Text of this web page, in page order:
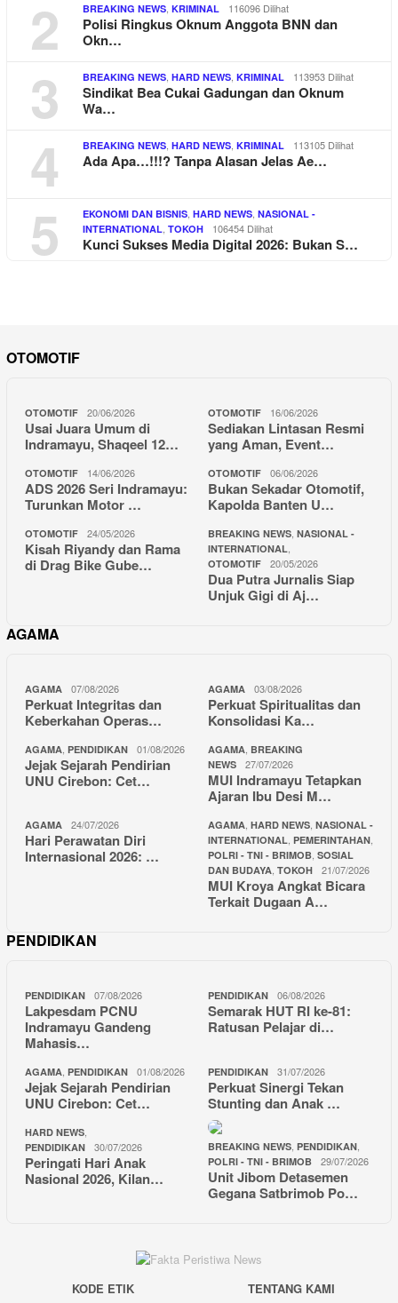
2 BREAKING NEWS, KRIMINAL 116096 Dilihat
Polisi Ringkus Oknum Anggota BNN dan
Okn…
3 BREAKING NEWS, HARD NEWS, KRIMINAL 113953 Dilihat
Sindikat Bea Cukai Gadungan dan Oknum
Wa…
4 BREAKING NEWS, HARD NEWS, KRIMINAL 113105 Dilihat
Ada Apa…!!!? Tanpa Alasan Jelas Ae…
5 EKONOMI DAN BISNIS, HARD NEWS, NASIONAL -
INTERNATIONAL, TOKOH 106454 Dilihat
Kunci Sukses Media Digital 2026: Bukan S…
OTOMOTIF
OTOMOTIF 20/06/2026
Usai Juara Umum di
Indramayu, Shaqeel 12…
OTOMOTIF 16/06/2026
Sediakan Lintasan Resmi
yang Aman, Event…
OTOMOTIF 14/06/2026
ADS 2026 Seri Indramayu:
Turunkan Motor …
OTOMOTIF 06/06/2026
Bukan Sekadar Otomotif,
Kapolda Banten U…
OTOMOTIF 24/05/2026
Kisah Riyandy dan Rama
di Drag Bike Gube…
BREAKING NEWS, NASIONAL -
INTERNATIONAL,
OTOMOTIF 20/05/2026
Dua Putra Jurnalis Siap
Unjuk Gigi di Aj…
AGAMA
AGAMA 07/08/2026
Perkuat Integritas dan
Keberkahan Operas…
AGAMA 03/08/2026
Perkuat Spiritualitas dan
Konsolidasi Ka…
AGAMA, PENDIDIKAN 01/08/2026
Jejak Sejarah Pendirian
UNU Cirebon: Cet…
AGAMA, BREAKING
NEWS
27/07/2026
MUI Indramayu Tetapkan
Ajaran Ibu Desi M…
AGAMA 24/07/2026
Hari Perawatan Diri
Internasional 2026: …
AGAMA, HARD NEWS, NASIONAL -
INTERNATIONAL, PEMERINTAHAN,
POLRI - TNI - BRIMOB, SOSIAL
DAN BUDAYA, TOKOH 21/07/2026
MUI Kroya Angkat Bicara
Terkait Dugaan A…
PENDIDIKAN
PENDIDIKAN 07/08/2026
Lakpesdam PCNU
Indramayu Gandeng
Mahasis…
PENDIDIKAN 06/08/2026
Semarak HUT RI ke-81:
Ratusan Pelajar di…
AGAMA, PENDIDIKAN 01/08/2026
Jejak Sejarah Pendirian
UNU Cirebon: Cet…
PENDIDIKAN 31/07/2026
Perkuat Sinergi Tekan
Stunting dan Anak …
HARD NEWS,
PENDIDIKAN 30/07/2026
Peringati Hari Anak
Nasional 2026, Kilan…
BREAKING NEWS, PENDIDIKAN,
POLRI - TNI - BRIMOB 29/07/2026
Unit Jibom Detasemen
Gegana Satbrimob Po…
KODE ETIK TENTANG KAMI